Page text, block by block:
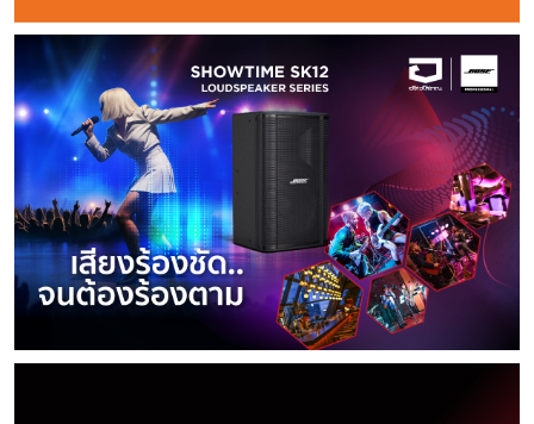
เอกลักษณ์ของ Mark levinson - ออกแบบวงจร Pure
Path ทั้งแผงวงจรอนาล็อค และดิจิตอล - เป็นแอมปลิไฟเอ
อร์แบบคลาส A / AB - เชื่อมต่ออนาล็อคอินพุตแบบ
Balanced และ Single-ended - ขั้วต่อลำโพงแบบ
Hurricane Binding Post จำนวน 2 ชุด - เพาเวอร์
ซัพพลายแบบ Toroidal Linear Ultra-low-noise - ทุก
ชิ้นส่วนออกแบบและผลิตในสหรัฐอเมริกา สอบถามรายละเอียด
เกี่ยวกับ Mark Levinson 600 Series เพิ่มเติมได้ที่ บริษัท
มหาจักรดีเวลอปเมนท์ จำกัด โทร : 02-256-0020
ความถี่ตรงนี้ เริ่มมีการให้ความสำคัญอันเนื่องมาจาก การกำเนิด
ของระบบดิจิตอลออดิโอ Super Audio CD รวมถึงความ
ต้องการสนองตอบดนตรีสมัยใหม่ที่ใช้เครื่องดนตรีอิเล็กทรอนิกส์
มากยิ่งขึ้น ผู้ออกแบบซูเปอร์ทวีตเตอร์ให้คำอธิบายว่า
ลำโพงซึ่งตอบสนองความถี่ 20 ถึง 20,000 เฮิร์ตซ์ทั้งหลาย
ในความเป็นจริงนั้น ย่านความถี่ช่วงปลายที่ 20,000 เฮิร์ตซ์ จะ
มีลักษณะเอียงลาดลงอย่างรวดเร็ว ทำให้ได้ยินความถี่ช่วงปลาย
ได้ไม่ถึง 20,000 เฮิร์ตซ์จริง ซูเปอร์ทวีตเตอร์จึงเข้า
มาช่วยต่อเติมย่านความถี่ตรงนี้ ให้ย่านความถี่เสียงแหลมนั้นไป
ไกลสูงสุดยิ่งขึ้น การเสริมซูเปอร์ทวีตเตอร์จะทำให้
เสียงโดยรวมของลำโพงนั้น มีย่านความถี่ช่วงปลายที่มีราย
ละเอียดสูงมากยิ่งขึ้น โดยซูเปอร์ทวีตเตอร์ อาจจะออกแบบให้มีตัว
ปรับหรือเลือกย่านความถี่จุดตัดที่เหมาะสมจากตัวซูเปอร์ทวีตเตอร์
ชุด ลำโพงที่นำมาใช้ร่วมกัน ก็จะต้องแยกขั้วลำโพง
ออกเป็น 2 หรือ 3 ชุด ด้วยเช่นกัน ระบบนี้ จะไม่ใช่แค่
เพียงแยกสายออกมาเป็นสองชุด สามชุด แต่จะแยกแอมป์ขับ
ความถี่ ทุ้ม กลาง แหลม ออกจากกันไปด้วยเลย
กล่าวได้ว่า ระบบ ไบ-แอมป์ หรือไตร-แอมป์ มีผลให้ก่อกำเนิด
การออกแบบลำโพง Subwoofer แบบ passive ขึ้นมา โดย
ลำโพงซับวูฟเฟอร์ชนิดนี้จะต้องใช้แอมปลิไฟร์ ภายนอกมาขับ
เสียงย่านความถี่ต่ำเฉพาะ ระบบ Bi-Amplifications
นี้ค่อนข้างที่จะมีความสลับซับซ้อนมาก และจะให้คุณภาพเสียง ราย
ละเอียดเสียงในระดับที่สูงมากเช่นเดียวกัน เพียงแต่ในแต่ละช่วง
ของการเชื่อมต่อ ย่อมมีโอกาสเกิดความผิดพลาดได้เช่นเดียวกัน
สิ่งเหล่านี้ มีมาก่อนที่ระบบของซับวูฟเฟอร์จะพัฒนา
ที่จะโฟกัสหาเสียงที่ดีนั้นต้องเริ่มต้นที่สไตล์เพลงของเรา และ
ศิลปินคนโปรดของเราเท่านั้น โปรดทบทวนความคิด
ดีๆ ว่า หลักๆ นั้น เราฟังเพลงสไตล์ใด ศิลปินคนโปรดคือใคร
เมื่อจะต้องใช้เวลาพูดคุย สอบถามจากผู้อื่น ก็หาผู้ที่ชอบแบบ
เดียวกัน เข้าใจแบบเดียวกัน ก็จะได้สานต่อ ขยายความในสิ่งนั้นๆ
อย่างเข้าใจได้มากยิ่งขึ้น สนทนากับผู้ที่ไม่ได้รักชอบใน
สิ่งเดียวกับเราก็เป็นการสูญเสียเวลาเปล่า และขอย้ำ
ถึงหลักการที่ว่าสไตล์ความชื่นชอบและประสาทรับรู้ที่หูของเราย่อม
เป็นหลักก่อนสิ่งอื่นเสมอ 2. ทางสายกลางแห่งการเรียนรู้ และ
แสวงหาประสบการณ์การฟังเครื่องเสียง เมื่อพื้นหรือรากฐานข้อ
แรก ของคุณแน่น แนวทางปฏิบัติเป็นเส้นตรง มีความแน่วแน่ ก็
จงเริ่มเดินทางสู่ประสบการณ์ฟังให้ได้มาก และช่ำชองที่สุดเท่าที่จะ
เป็นไปได้ เหมือนตั้งใจเดินเข้าไปในห้างสรรพสินค้าขนาด